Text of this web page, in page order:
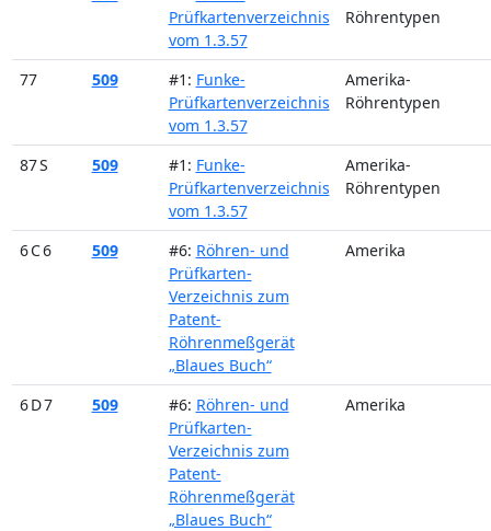
Prüfkartenverzeichnis
vom 1.3.57
Röhrentypen
77 509 #1: Funke-
Prüfkartenverzeichnis
vom 1.3.57
Amerika-
Röhrentypen
87 S 509 #1: Funke-
Prüfkartenverzeichnis
vom 1.3.57
Amerika-
Röhrentypen
6 C 6 509 #6: Röhren- und
Prüfkarten-
Verzeichnis zum
Patent-
Röhrenmeßgerät
„Blaues Buch“
Amerika
6 D 7 509 #6: Röhren- und
Prüfkarten-
Verzeichnis zum
Patent-
Röhrenmeßgerät
„Blaues Buch“
Amerika